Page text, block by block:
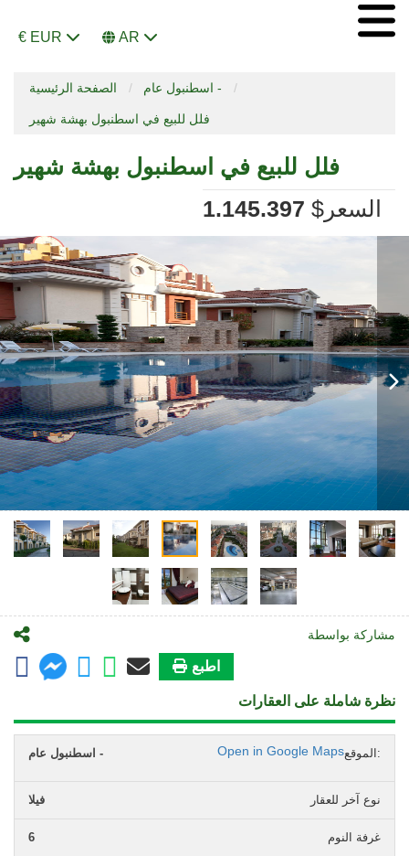
€ EUR AR
الصفحة الرئيسية اسطنبول عام -
فلل للبيع في اسطنبول بهشة شهير
فلل للبيع في اسطنبول بهشة شهير
السعر
1.145.397 $
مشاركة بواسطة
اطبع
نظرة شاملة على العقارات
الموقع: اسطنبول عام - Open in Google Maps
نوع آخر للعقار فيلا
غرفة النوم 6